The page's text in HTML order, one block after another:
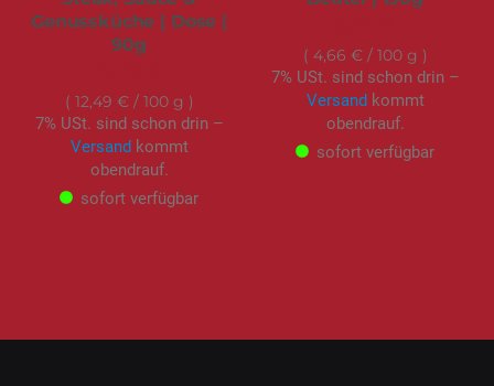
Genussküche | Dose |
90g
12,49 €/ 100 g
7% USt. sind schon drin –
Versandkommt
obendrauf.
sofort verfügbar
4,66 €/ 100 g
7% USt. sind schon drin –
Versandkommt
obendrauf.
sofort verfügbar